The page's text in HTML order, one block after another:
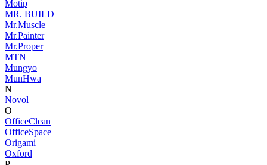
Motip
MR. BUILD
Mr.Muscle
Mr.Painter
Mr.Proper
MTN
Mungyo
MunHwa
N
Novol
O
OfficeClean
OfficeSpace
Origami
Oxford